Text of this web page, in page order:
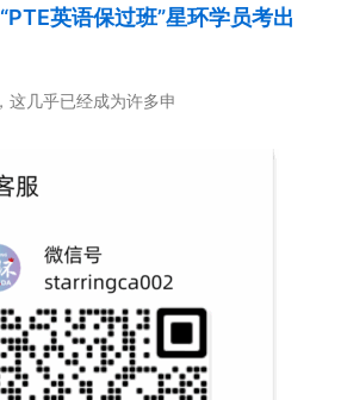
英语保过班”星环学员考出
这几乎已经成为许多申